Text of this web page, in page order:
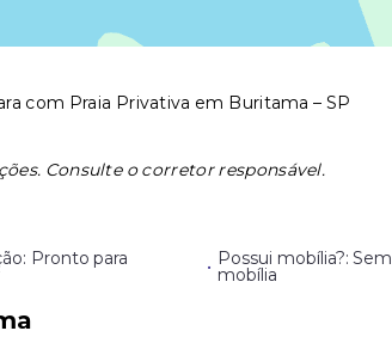
com Praia Privativa em Buritama – SP
Consulte o corretor responsável.
Pronto para • Possui mobília?: Sem
mobília